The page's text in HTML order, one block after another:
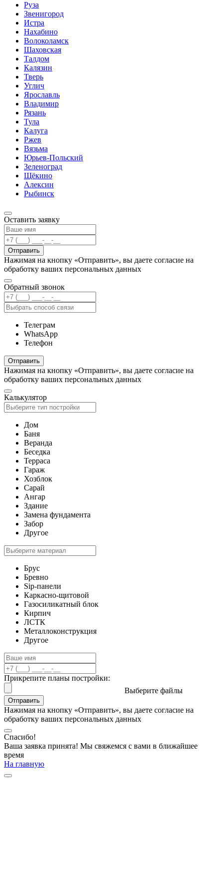
Руза
Звенигород
Истра
Нахабино
Волоколамск
Шаховская
Талдом
Калязин
Тверь
Углич
Ярославль
Владимир
Рязань
Тула
Калуга
Ржев
Вязьма
Юрьев-Польский
Зеленоград
Щёкино
Алексин
Рыбинск
Оставить заявку
Отправить
Нажимая на кнопку «Отправить», вы даете согласие на
обработку ваших персональных данных
Обратный звонок
Телеграм
WhatsApp
Телефон
Отправить
Нажимая на кнопку «Отправить», вы даете согласие на
обработку ваших персональных данных
Калькулятор
Дом
Баня
Веранда
Беседка
Терраса
Гараж
Хозблок
Сарай
Ангар
Здание
Замена фундамента
Забор
Другое
Брус
Бревно
Sip-панели
Каркасно-щитовой
Газосиликатный блок
Кирпич
ЛСТК
Металлоконструкция
Другое
Прикрепите планы постройки:
Выберите файлы
Отправить
Нажимая на кнопку «Отправить», вы даете согласие на
обработку ваших персональных данных
Спасибо!
Ваша заявка принята! Мы свяжемся с вами в ближайшее
время
На главную